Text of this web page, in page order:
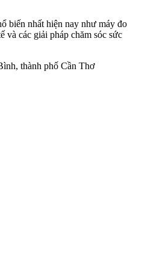
biến nhất hiện nay như máy đo
và các giải pháp chăm sóc sức
thành phố Cần Thơ